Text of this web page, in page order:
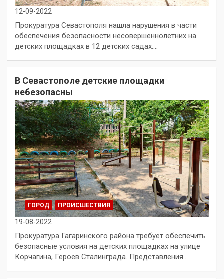
12-09-2022
Прокуратура Севастополя нашла нарушения в части
обеспечения безопасности несовершеннолетних на
детских площадках в 12 детских садах.…
В Севастополе детские площадки
небезопасны
ГОРОД ПРОИСШЕСТВИЯ
19-08-2022
Прокуратура Гагаринского района требует обеспечить
безопасные условия на детских площадках на улице
Корчагина, Героев Сталинграда. Представления…